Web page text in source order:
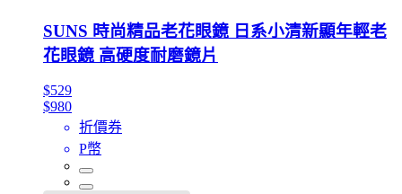
SUNS 時尚精品老花眼鏡 日系小清新顯年輕老
花眼鏡 高硬度耐磨鏡片
$529
$980
折價券
P幣